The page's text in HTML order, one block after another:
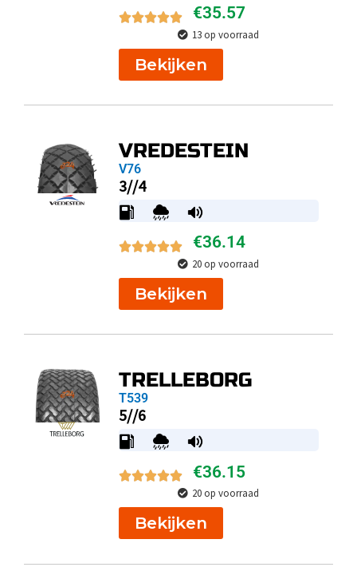
€35.57
13 op voorraad
Bekijken
VREDESTEIN
V76
3//4
€36.14
20 op voorraad
Bekijken
TRELLEBORG
T539
5//6
€36.15
20 op voorraad
Bekijken